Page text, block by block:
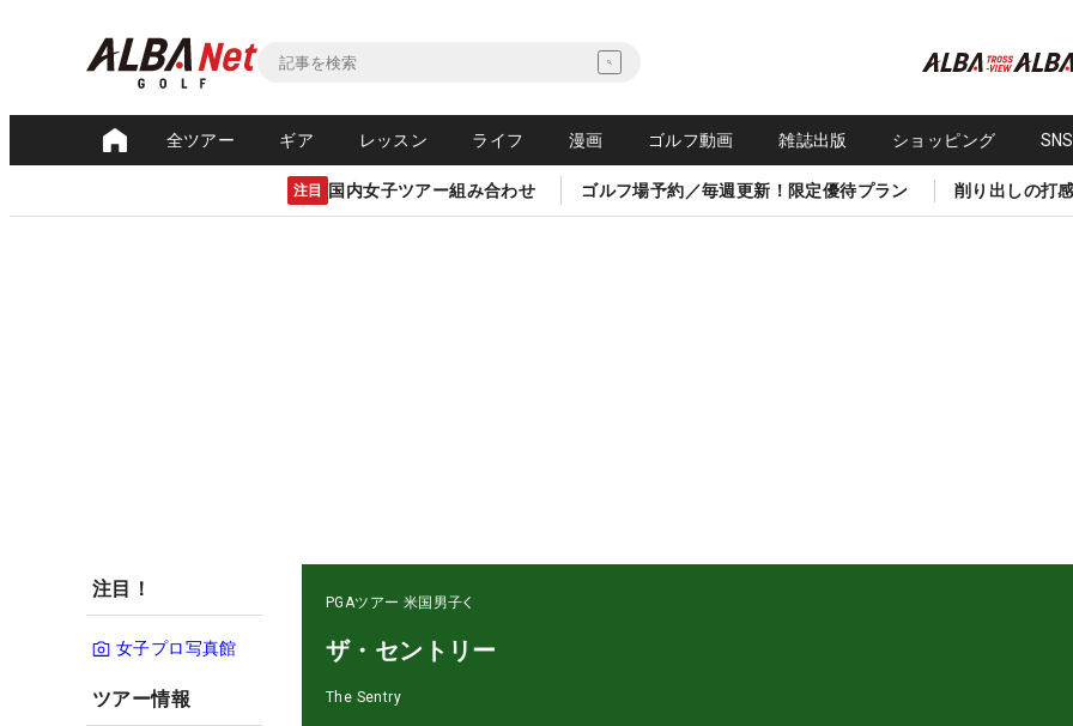
全ツアー ギア レッスン ライフ 漫画 ゴルフ動画 雑誌出版 ショッピング
注目 国内女子ツアー組み合わせ ゴルフ場予約／毎週更新！限定優待プラン 削り出しの打
注目！
女子プロ写真館
ツアー情報
PGAツアー 米国男子
ザ・セントリー
The Sentry